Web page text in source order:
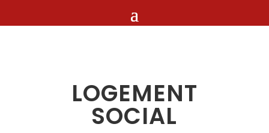
LOGEMENT
SOCIAL